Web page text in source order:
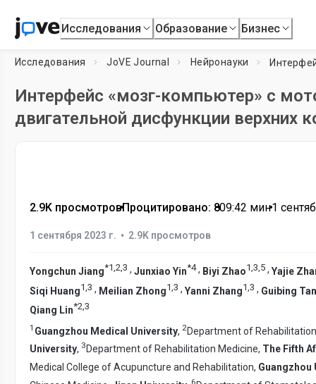
Исследования Образование Бизнес
Исследования JoVE Journal Нейронауки
Интерфейс «мозг-компьютер» с
двигательной дисфункции верхних
2.9K просмотров•Процитировано: 8•09:42 мин•1
1 сентября 2023 г. • 2.9K просмотров
Yongchun Jiang*1,2,3 , Junxiao Yin*4, Biyi Zhao1,3,5 , Yajie
Siqi Huang1 3 , Meilian Zhong1 3 , Yanni Zhang1 3 , Guibing
Qiang Lin*2,3
1 Guangzhou Medical University, 2Department of
University, 3 Department of Rehabilitation Medicine, The Fifth
Medical College of Acupuncture and Rehabilitation,
6